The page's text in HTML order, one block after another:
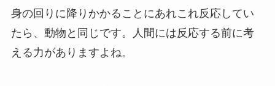
身の回りに降りかかることにあれこれ反応してい
たら、動物と同じです。人間には反応する前に考
える力がありますよね。